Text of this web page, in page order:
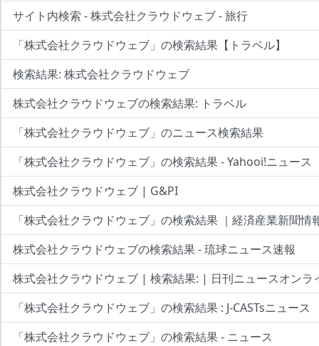
サイト内検索 - 株式会社クラウドウェブ - 旅行
「株式会社クラウドウェブ」の検索結果【トラベル】
検索結果: 株式会社クラウドウェブ
株式会社クラウドウェブの検索結果: トラベル
「株式会社クラウドウェブ」のニュース検索結果
「株式会社クラウドウェブ」の検索結果 - Yahooi!ニュース
株式会社クラウドウェブ | G&PI
「株式会社クラウドウェブ」の検索結果 ｜経済産業新聞情
株式会社クラウドウェブの検索結果 - 琉球ニュース速報
株式会社クラウドウェブ | 検索結果: | 日刊ニュースオンラ
「株式会社クラウドウェブ」の検索結果 : J-CASTsニュース
「株式会社クラウドウェブ」の検索結果 - ニュース